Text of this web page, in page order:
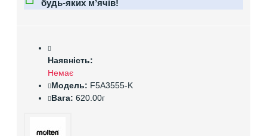
будь-яких мʼячів!
Наявність:
Немає
Модель: F5A3555-K
Вага: 620.00г